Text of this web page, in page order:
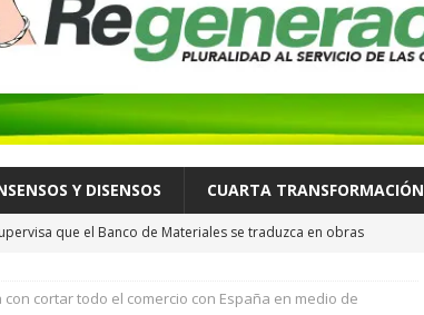
Y DISENSOS CUARTA TRANSFORMACIÓN
que el Banco de Materiales se traduzca en obras
desastre ambiental por derrame de petróleo de buque
cortar todo el comercio con España en medio de